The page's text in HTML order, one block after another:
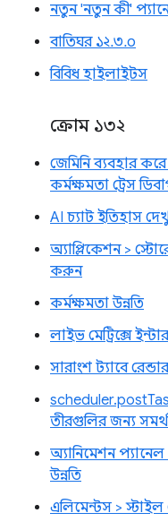
নতুন 'নতুন কী'
বাতিঘর ১২.৩.০
বিবিধ হাইলাইটস
ক্রোম ১৩২
জেমিনি ব্যবহার
কর্মক্ষমতা ট্রেস
AI চ্যাট ইতিহাস
অ্যাপ্লিকেশন >
করুন
কর্মক্ষমতা উন্নতি
লাইভ মেট্রিক্সে
সারাংশ ট্যাবে
তীরগুলির জন্য
অ্যানিমেশন
উন্নতি
এলিমেন্টস > স্টাইল